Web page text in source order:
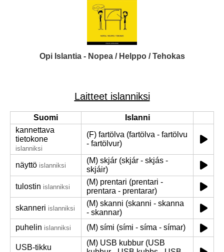
Opi Islantia - Nopea / Helppo / Tehokas
Laitteet islanniksi
Suomi
Islanni
kannettava
tietokone
islanniksi
(F) fartölva (fartölva - fartölvu
- fartölvur)
näyttö islanniksi
(M) skjár (skjár - skjás -
skjáir)
tulostin islanniksi
(M) prentari (prentari -
prentara - prentarar)
skanneri islanniksi
(M) skanni (skanni - skanna
- skannar)
puhelin islanniksi (M) sími (sími - síma - símar)
USB-tikku
(M) USB kubbur (USB